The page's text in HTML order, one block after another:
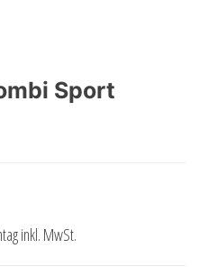
Sport
inkl. MwSt.